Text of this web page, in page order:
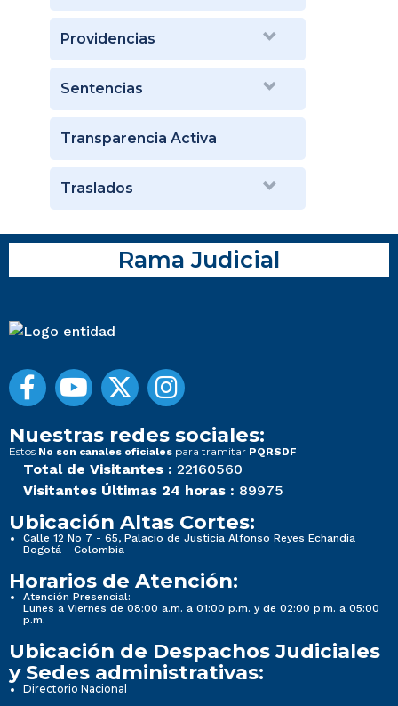
Providencias
Sentencias
Transparencia Activa
Traslados
Rama Judicial
Nuestras redes sociales:
Estos No son canales oficiales para tramitar PQRSDF
Total de Visitantes : 22160560
Visitantes Últimas 24 horas : 89975
Ubicación Altas Cortes:
Calle 12 No 7 - 65, Palacio de Justicia Alfonso Reyes Echandía
Bogotá - Colombia
Horarios de Atención:
Atención Presencial:
Lunes a Viernes de 08:00 a.m. a 01:00 p.m. y de 02:00 p.m. a 05:00
p.m.
Ubicación de Despachos Judiciales
y Sedes administrativas:
Directorio Nacional